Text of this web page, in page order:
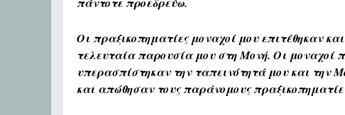
Οι πραξικοπηματίες μοναχοί μου επιτέθηκαν
τελευταία παρουσία μου στη Μονή. Οι μοναχοί
υπερασπίστηκαν την ταπεινότητά μου και την
και απώθησαν τους παράνομους